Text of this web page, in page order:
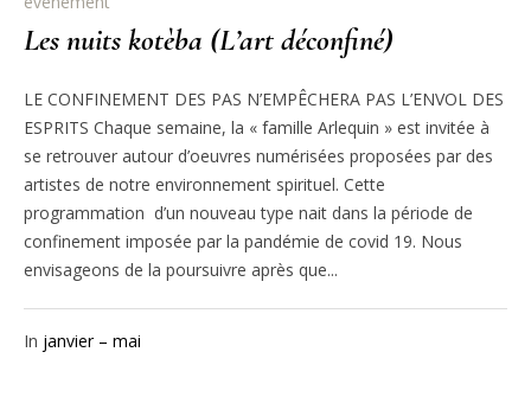
Les nuits kotèba (L’art déconfiné)
LE CONFINEMENT DES PAS N’EMPÊCHERA PAS L’ENVOL DES
ESPRITS Chaque semaine, la « famille Arlequin » est invitée à
se retrouver autour d’oeuvres numérisées proposées par des
artistes de notre environnement spirituel. Cette
programmation d’un nouveau type nait dans la période de
confinement imposée par la pandémie de covid 19. Nous
envisageons de la poursuivre après que...
In janvier – mai